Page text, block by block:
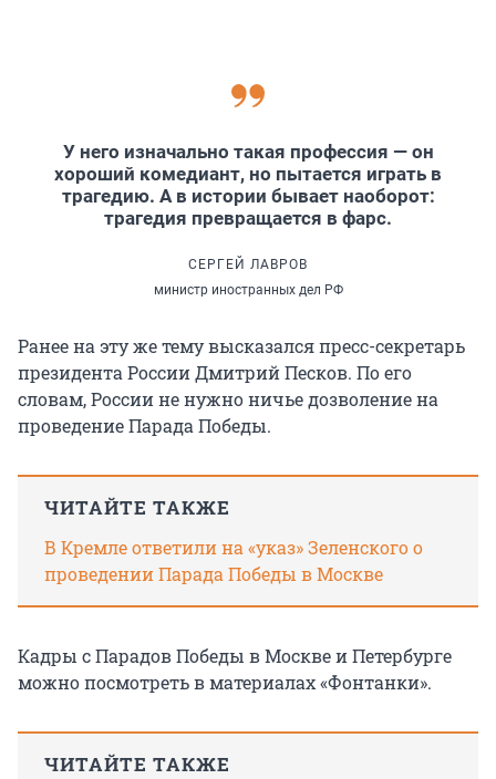
У него изначально такая профессия — он
хороший комедиант, но пытается играть в
трагедию. А в истории бывает наоборот:
трагедия превращается в фарс.
СЕРГЕЙ ЛАВРОВ
министр иностранных дел РФ
Ранее на эту же тему высказался пресс-секретарь
президента России Дмитрий Песков. По его
словам, России не нужно ничье дозволение на
проведение Парада Победы.
ЧИТАЙТЕ ТАКЖЕ
В Кремле ответили на «указ» Зеленского о
проведении Парада Победы в Москве
Кадры с Парадов Победы в Москве и Петербурге
можно посмотреть в материалах «Фонтанки».
ЧИТАЙТЕ ТАКЖЕ